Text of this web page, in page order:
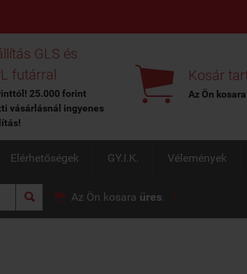
GLS és
futárral
25.000 forint
vásárlásnál ingyenes
 Kosár
Az Ön kosara
Elérhetőségek GY.I.K. Vélemények
  Az Ön kosara üres. 